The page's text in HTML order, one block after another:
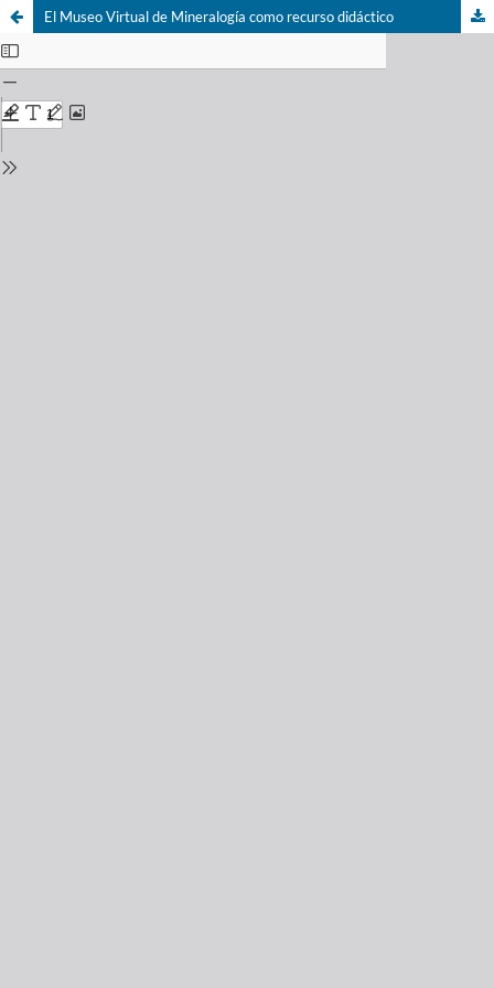
El Museo Virtual de Mineralogía como recurso didáctico